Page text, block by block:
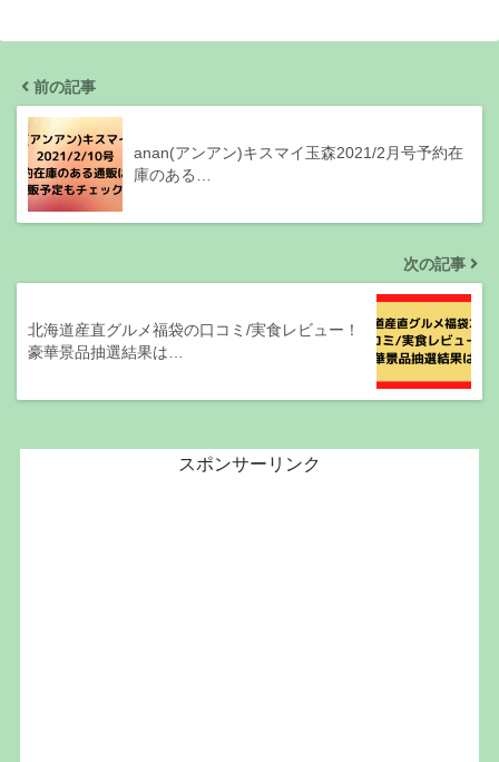
前の記事
anan(アンアン)キスマイ玉森2021/2月号予約在
庫のある…
次の記事
北海道産直グルメ福袋の口コミ/実食レビュー！
豪華景品抽選結果は…
スポンサーリンク